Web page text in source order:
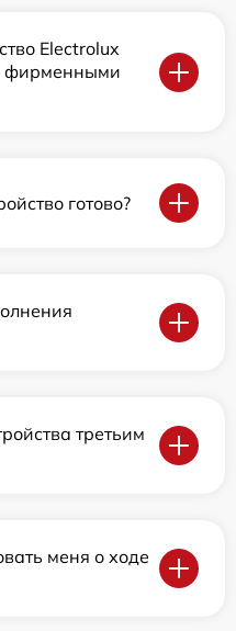
Electrolux
фирменными
готово?
третьим
меня о ходе